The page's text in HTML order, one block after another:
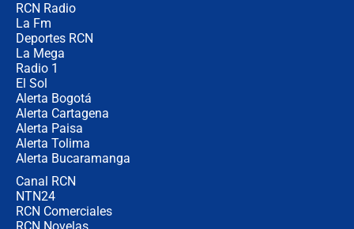
RCN Radio
La Fm
Deportes RCN
La Mega
Radio 1
El Sol
Alerta Bogotá
Alerta Cartagena
Alerta Paisa
Alerta Tolima
Alerta Bucaramanga
Canal RCN
NTN24
RCN Comerciales